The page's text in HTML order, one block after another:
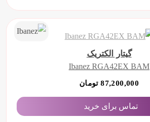
گیتار الکتریک
Ibanez RGA42EX BAM
87,200,000 تومان
تماس برای خرید